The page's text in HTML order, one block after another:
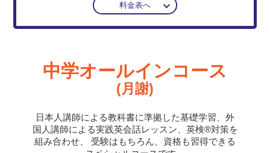
料金表へ
中学オールインコース
(月謝)
日本人講師による教科書に準拠した基礎学習、外
国人講師による実践英会話レッスン、英検®対策を
組み合わせ、
受験はもちろん、資格も習得できる